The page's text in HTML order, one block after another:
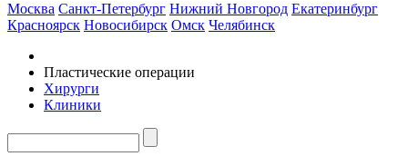
Москва Санкт-Петербург Нижний Новгород Екатеринбург
Красноярск Новосибирск Омск Челябинск
Пластические операции
Хирурги
Клиники